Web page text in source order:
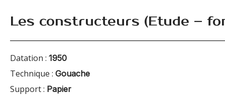
Les constructeurs (Etude –
Datation : 1950
Technique : Gouache
Support : Papier